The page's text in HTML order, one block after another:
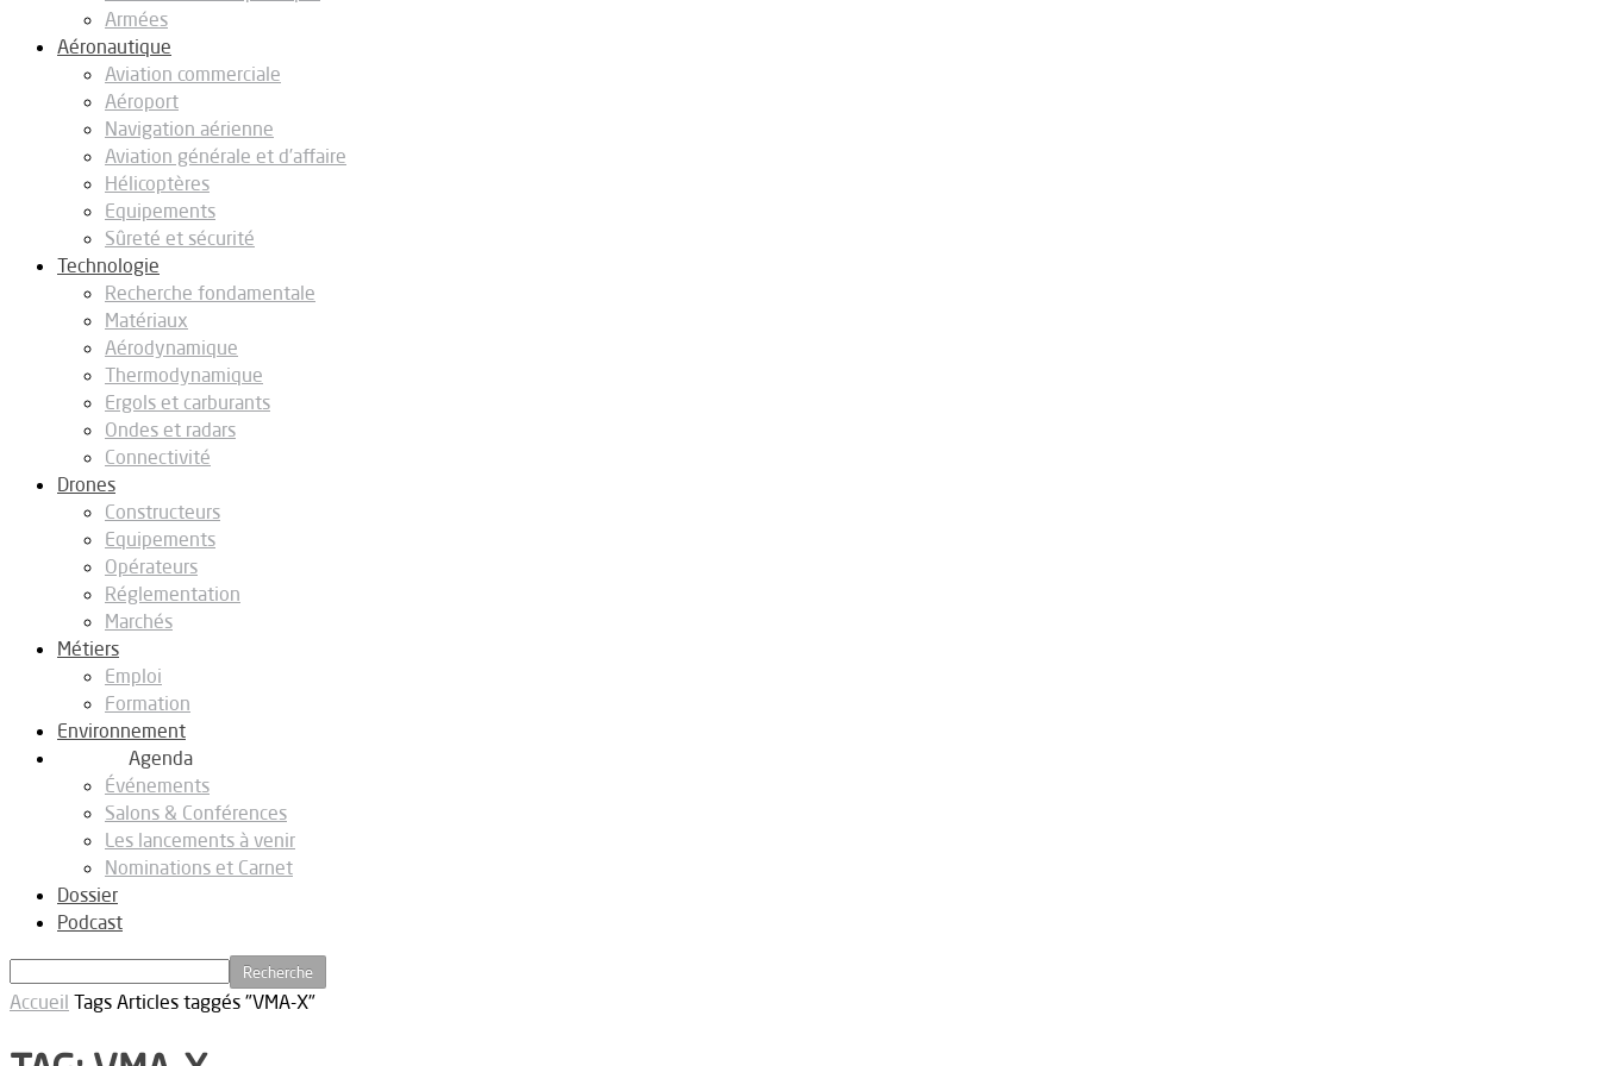
Armées
Aéronautique
Aviation commerciale
Aéroport
Navigation aérienne
Aviation générale et d’affaire
Hélicoptères
Equipements
Sûreté et sécurité
Technologie
Recherche fondamentale
Matériaux
Aérodynamique
Thermodynamique
Ergols et carburants
Ondes et radars
Connectivité
Drones
Constructeurs
Equipements
Opérateurs
Réglementation
Marchés
Métiers
Emploi
Formation
Environnement
Agenda
Événements
Salons & Conférences
Les lancements à venir
Nominations et Carnet
Dossier
Podcast
Accueil Tags Articles taggés "VMA-X"